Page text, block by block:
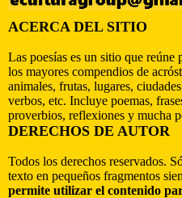
ACERCA DEL SITIO
Las poesías es un sitio que reúne
los mayores compendios de
animales, frutas, lugares,
verbos, etc. Incluye poemas,
proverbios, reflexiones y mucha
DERECHOS DE AUTOR
Todos los derechos reservados.
texto en pequeños fragmentos
permite utilizar el contenido